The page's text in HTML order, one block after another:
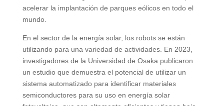
acelerar la implantación de parques eólicos en todo el
mundo.
En el sector de la energía solar, los robots se están
utilizando para una variedad de actividades. En 2023,
investigadores de la Universidad de Osaka publicaron
un estudio que demuestra el potencial de utilizar un
sistema automatizado para identificar materiales
semiconductores para su uso en energía solar